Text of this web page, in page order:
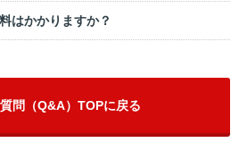
はかかりますか？
問（Q&A）TOPに戻る